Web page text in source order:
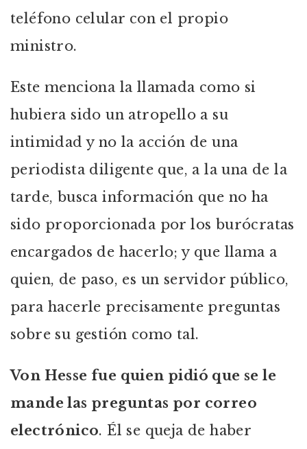
teléfono celular con el propio
ministro.
Este menciona la llamada como si
hubiera sido un atropello a su
intimidad y no la acción de una
periodista diligente que, a la una de la
tarde, busca información que no ha
sido proporcionada por los burócratas
encargados de hacerlo; y que llama a
quien, de paso, es un servidor público,
para hacerle precisamente preguntas
sobre su gestión como tal.
Von Hesse fue quien pidió que se le
mande las preguntas por correo
electrónico. Él se queja de haber